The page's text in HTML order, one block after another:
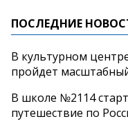
ПОСЛЕДНИЕ
В культурном
пройдет
В школе №2114
путешествие по